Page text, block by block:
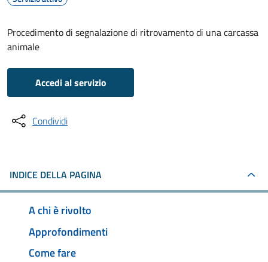
Procedimento di segnalazione di ritrovamento di una carcassa
animale
Accedi al servizio
Condividi
INDICE DELLA PAGINA
A chi è rivolto
Approfondimenti
Come fare